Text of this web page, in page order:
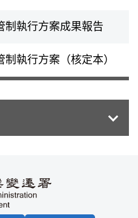
制執行方案成果報告
執行方案（核定本）